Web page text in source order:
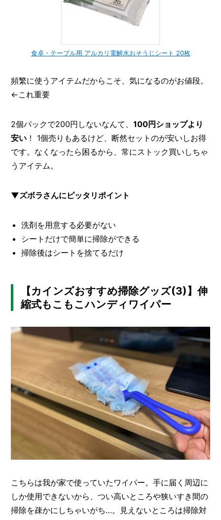
食卓・テーブル用 アルカリ電解水おそうじシート 20枚
頻繁に使うアイテムだからこそ、気になるのがお値段。
←これ重要
2個パックで200円しないなんて、100円ショップより
安い ！ 1個売りもあるけど、断然セットのが安いしお得
です。なくなったら困るから、常にストック買いしちゃ
うアイテム。
▼ズボラさんにピッタリポイント
洗剤を用意する必要がない
シートだけで簡単に掃除ができる
掃除後はシートを捨てるだけ
【カインズおすすめ掃除グッズ(3)】伸
縮式もこもこハンディワイパー
こちらは我が家で使っていたワイパー。手に届く周辺に
しか使用できないから、つい高いところや狭いすき間の
掃除を疎かにしちゃいがち…。見えないところは掃除対